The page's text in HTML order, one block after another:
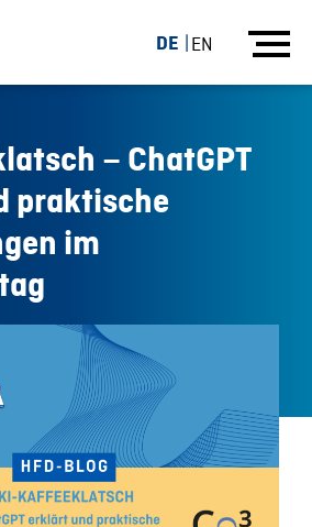
DE EN
– ChatGPT
praktische
im